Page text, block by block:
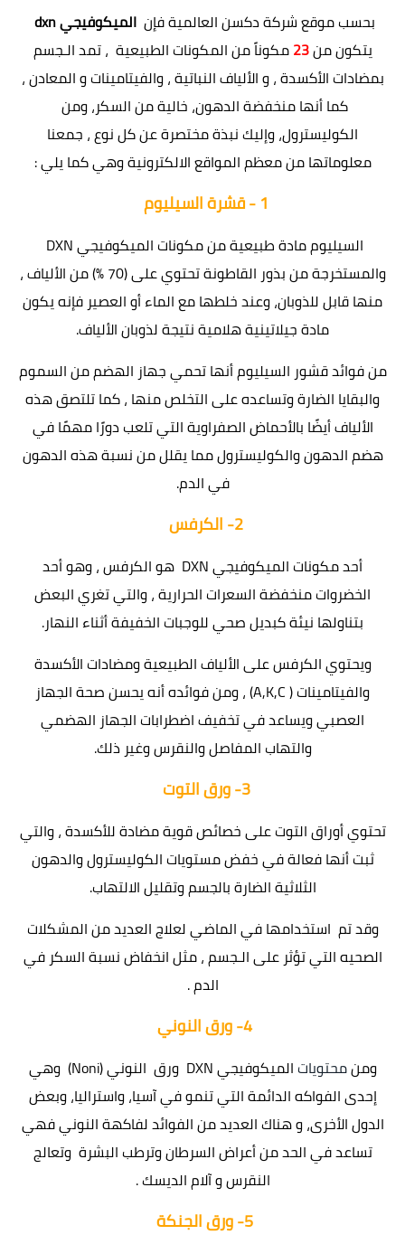
بحسب موقع شركة دكسن العالمية فإنالميكوفيجي dxn
يتكون من23مكوناً من المكونات الطبيعية ، تمد الـجسم
بمضادات الأكسدة ، و الألياف النباتية ، والفيتامينات و المعادن ،
كما أنها منخفضة الدهون، خالية من السكر، ومن
الكوليسترول، وإليك نبذة مختصرة عن كل نوع ، جمعنا
معلوماتها من معظم المواقع الالكترونية وهي كما يلي :
1 - قشرة السيليوم
والمستخرجة من بذور القاطونة تحتوي على (70 %) من الألياف ،
منها قابل للذوبان، وعند خلطها مع الماء أو العصير فإنه يكون
مادة جيلاتينية هلامية نتيجة لذوبان الألياف.
من فوائد قشور السيليوم أنها تحمي جهاز الهضم من السموم
والبقايا الضارة وتساعده على التخلص منها ، كما تلتصق هذه
الألياف أيضًا بالأحماض الصفراوية التي تلعب دورًا مهمًا في
هضم الدهون والكوليسترول مما يقلل من نسبة هذه الدهون
في الدم.
2- الكرفس
أحد مكونات الميكوفيجي DXN هو الكرفس ، وهو أحد
الخضروات منخفضة السعرات الحرارية ، والتي تغري البعض
بتناولها نيئة كبديل صحي للوجبات الخفيفة أثناء النهار.
ويحتوي الكرفس على الألياف الطبيعية ومضادات الأكسدة
والفيتامينات ( A,K,C) ، ومن فوائده أنه يحسن صحة الجهاز
العصبي ويساعد في تخفيف اضطرابات الجهاز الهضمي
والتهاب المفاصل والنقرس وغير ذلك.
3- ورق التوت
تحتوي أوراق التوت على خصائص قوية مضادة للأكسدة ، والتي
ثبت أنها فعالة في خفض مستويات الكوليسترول والدهون
الثلاثية الضارة بالجسم وتقليل الالتهاب.
وقد تم استخدامها في الماضي لعلاج العديد من المشكلات
الصحيه التي تؤثر على الـجسم ، مثل انخفاض نسبة السكر في
الدم .
4- ورق النوني
ومنمحتويات
الميكوفيجي DXN ورق النوني (Noni) وهي
إحدى الفواكه الدائمة التي تنمو في آسيا، واستراليا، وبعض
الدول الأخرى، و هناك العديد من الفوائد لفاكهة النوني فهي
تساعد في الحد من أعراض السرطان وترطب البشرة وتعالج
النقرس و آلام الديسك .
5- ورق الجنكة